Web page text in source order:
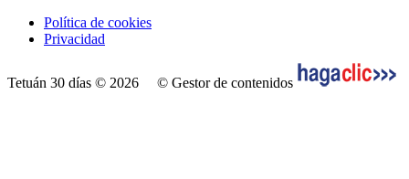
Política de cookies
Privacidad
Tetuán 30 días © 2026 © Gestor de contenidos